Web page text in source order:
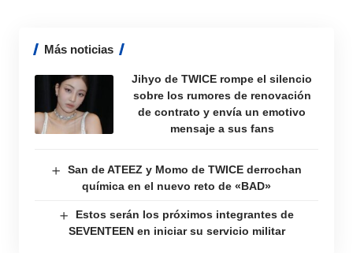
Más noticias
Jihyo de TWICE rompe el silencio
sobre los rumores de renovación
de contrato y envía un emotivo
mensaje a sus fans
San de ATEEZ y Momo de TWICE derrochan
química en el nuevo reto de «BAD»
Estos serán los próximos integrantes de
SEVENTEEN en iniciar su servicio militar